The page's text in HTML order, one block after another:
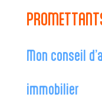
Mon conseil
immobilier